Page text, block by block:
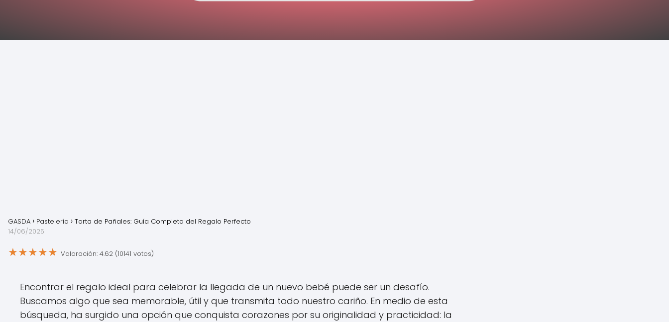
GASDA Pastelería
Torta de Pañales: Guía Completa del Regalo Perfecto
14/06/2025
★★★★★ Valoración: 4.62 (10141 votos)
Encontrar el regalo ideal para celebrar la llegada de un nuevo bebé puede ser un desafío.
Buscamos algo que sea memorable, útil y que transmita todo nuestro cariño. En medio de esta
búsqueda, ha surgido una opción que conquista corazones por su originalidad y practicidad: la